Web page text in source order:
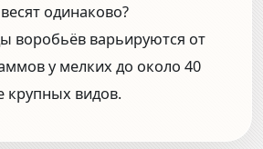
одинаково?
воробьёв варьируются от
у мелких до около 40
крупных видов.